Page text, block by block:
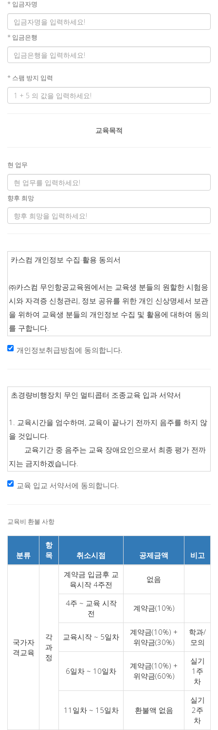
* 입금자명
* 입금은행
* 스팸 방지 입력
교육목적
현 업무
향후 희망
개인정보취급방침에 동의합니다.
교육 입교 서약서에 동의합니다.
교육비 환불 사항
분류
항
목
취소시점 공제금액 비고
국가자
격교육
각
과
정
계약금 입금후 교
육시작 4주전
없음
4주 ~ 교육 시작
전
계약금(10%)
교육시작 ~ 5일차
계약금(10%) +
위약금(30%)
학과/
모의
6일차 ~ 10일차
계약금(10%) +
위약금(60%)
실기
1주
차
11일차 ~ 15일차 환불액 없음
실기
2주
차